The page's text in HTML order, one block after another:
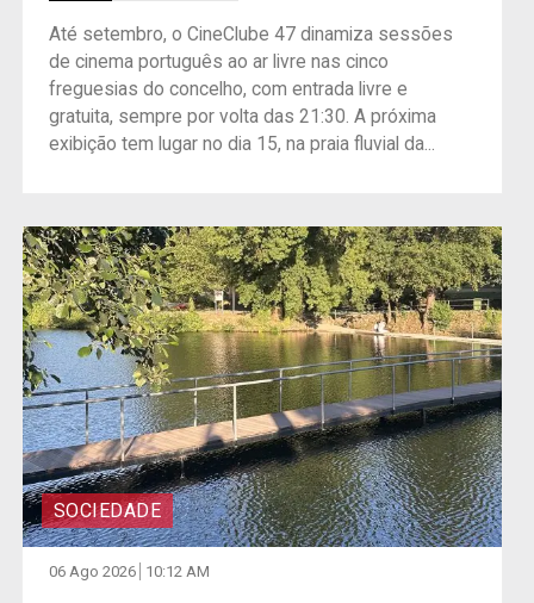
Até setembro, o CineClube 47 dinamiza sessões
de cinema português ao ar livre nas cinco
freguesias do concelho, com entrada livre e
gratuita, sempre por volta das 21:30. A próxima
exibição tem lugar no dia 15, na praia fluvial da...
SOCIEDADE
06 Ago 2026 10:12 AM